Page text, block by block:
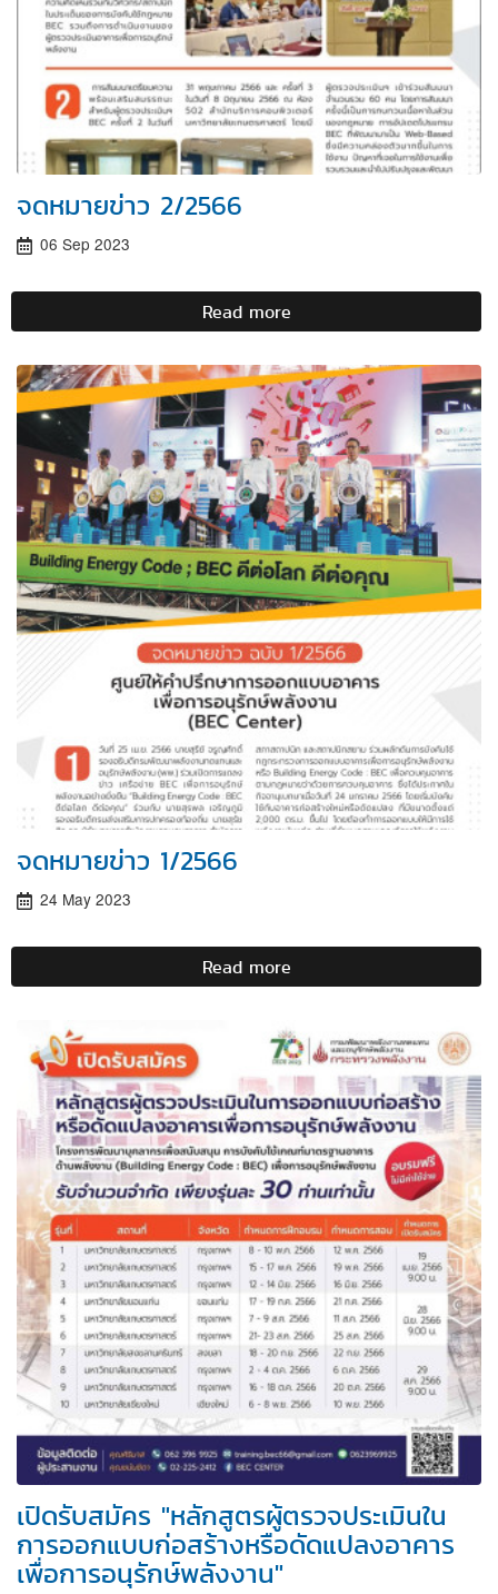
จดหมายข่าว 2/2566
06 Sep 2023
Read more
จดหมาย
ข่าว
2/2566
จดหมายข่าว 1/2566
24 May 2023
Read more
จดหมาย
1/2566
เปิดรับสมัคร "หลักสูตรผู้ตรวจประเมินใน
การออกแบบก่อสร้างหรือดัดแปลงอาคาร
เพื่อการอนุรักษ์พลังงาน"